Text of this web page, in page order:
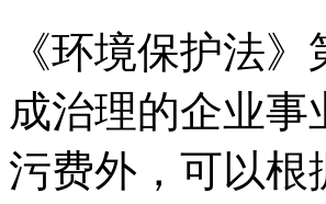
《环境保护法
成治理的企业
污费外，可以根